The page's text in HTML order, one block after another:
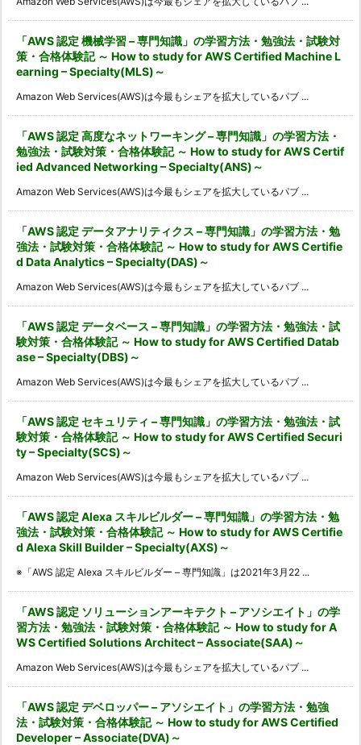
「AWS 認定 機械学習 – 専門知識」の学習方法・勉強法・試験対
策・合格体験記 ～ How to study for AWS Certified Machine L
earning – Specialty(MLS)～
Amazon Web Services(AWS)は今最もシェアを拡大しているパブ ...
「AWS 認定 高度なネットワーキング – 専門知識」の学習方法・
勉強法・試験対策・合格体験記 ～ How to study for AWS Certif
ied Advanced Networking – Specialty(ANS)～
Amazon Web Services(AWS)は今最もシェアを拡大しているパブ ...
「AWS 認定 データアナリティクス – 専門知識」の学習方法・勉
強法・試験対策・合格体験記 ～ How to study for AWS Certifie
d Data Analytics – Specialty(DAS)～
Amazon Web Services(AWS)は今最もシェアを拡大しているパブ ...
「AWS 認定 データベース – 専門知識」の学習方法・勉強法・試
験対策・合格体験記 ～ How to study for AWS Certified Datab
ase – Specialty(DBS)～
Amazon Web Services(AWS)は今最もシェアを拡大しているパブ ...
「AWS 認定 セキュリティ – 専門知識」の学習方法・勉強法・試
験対策・合格体験記 ～ How to study for AWS Certified Securi
ty – Specialty(SCS)～
Amazon Web Services(AWS)は今最もシェアを拡大しているパブ ...
「AWS 認定 Alexa スキルビルダー – 専門知識」の学習方法・勉
強法・試験対策・合格体験記 ～ How to study for AWS Certifie
d Alexa Skill Builder – Specialty(AXS)～
※「AWS 認定 Alexa スキルビルダー – 専門知識」は2021年3月22 ...
「AWS 認定 ソリューションアーキテクト – アソシエイト」の学
習方法・勉強法・試験対策・合格体験記 ～ How to study for A
WS Certified Solutions Architect – Associate(SAA)～
Amazon Web Services(AWS)は今最もシェアを拡大しているパブ ...
「AWS 認定 デベロッパー – アソシエイト」の学習方法・勉強
法・試験対策・合格体験記 ～ How to study for AWS Certified
Developer – Associate(DVA)～